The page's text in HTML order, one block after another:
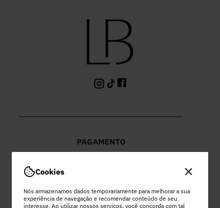
Cookies
Nós armazenamos dados temporariamente para melhorar a sua
experiência de navegação e recomendar conteúdo de seu
interesse. Ao utilizar nossos serviços, você concorda com tal
PAGAMENTO
PEC COMERCIO DO VESTUARIO LTDA